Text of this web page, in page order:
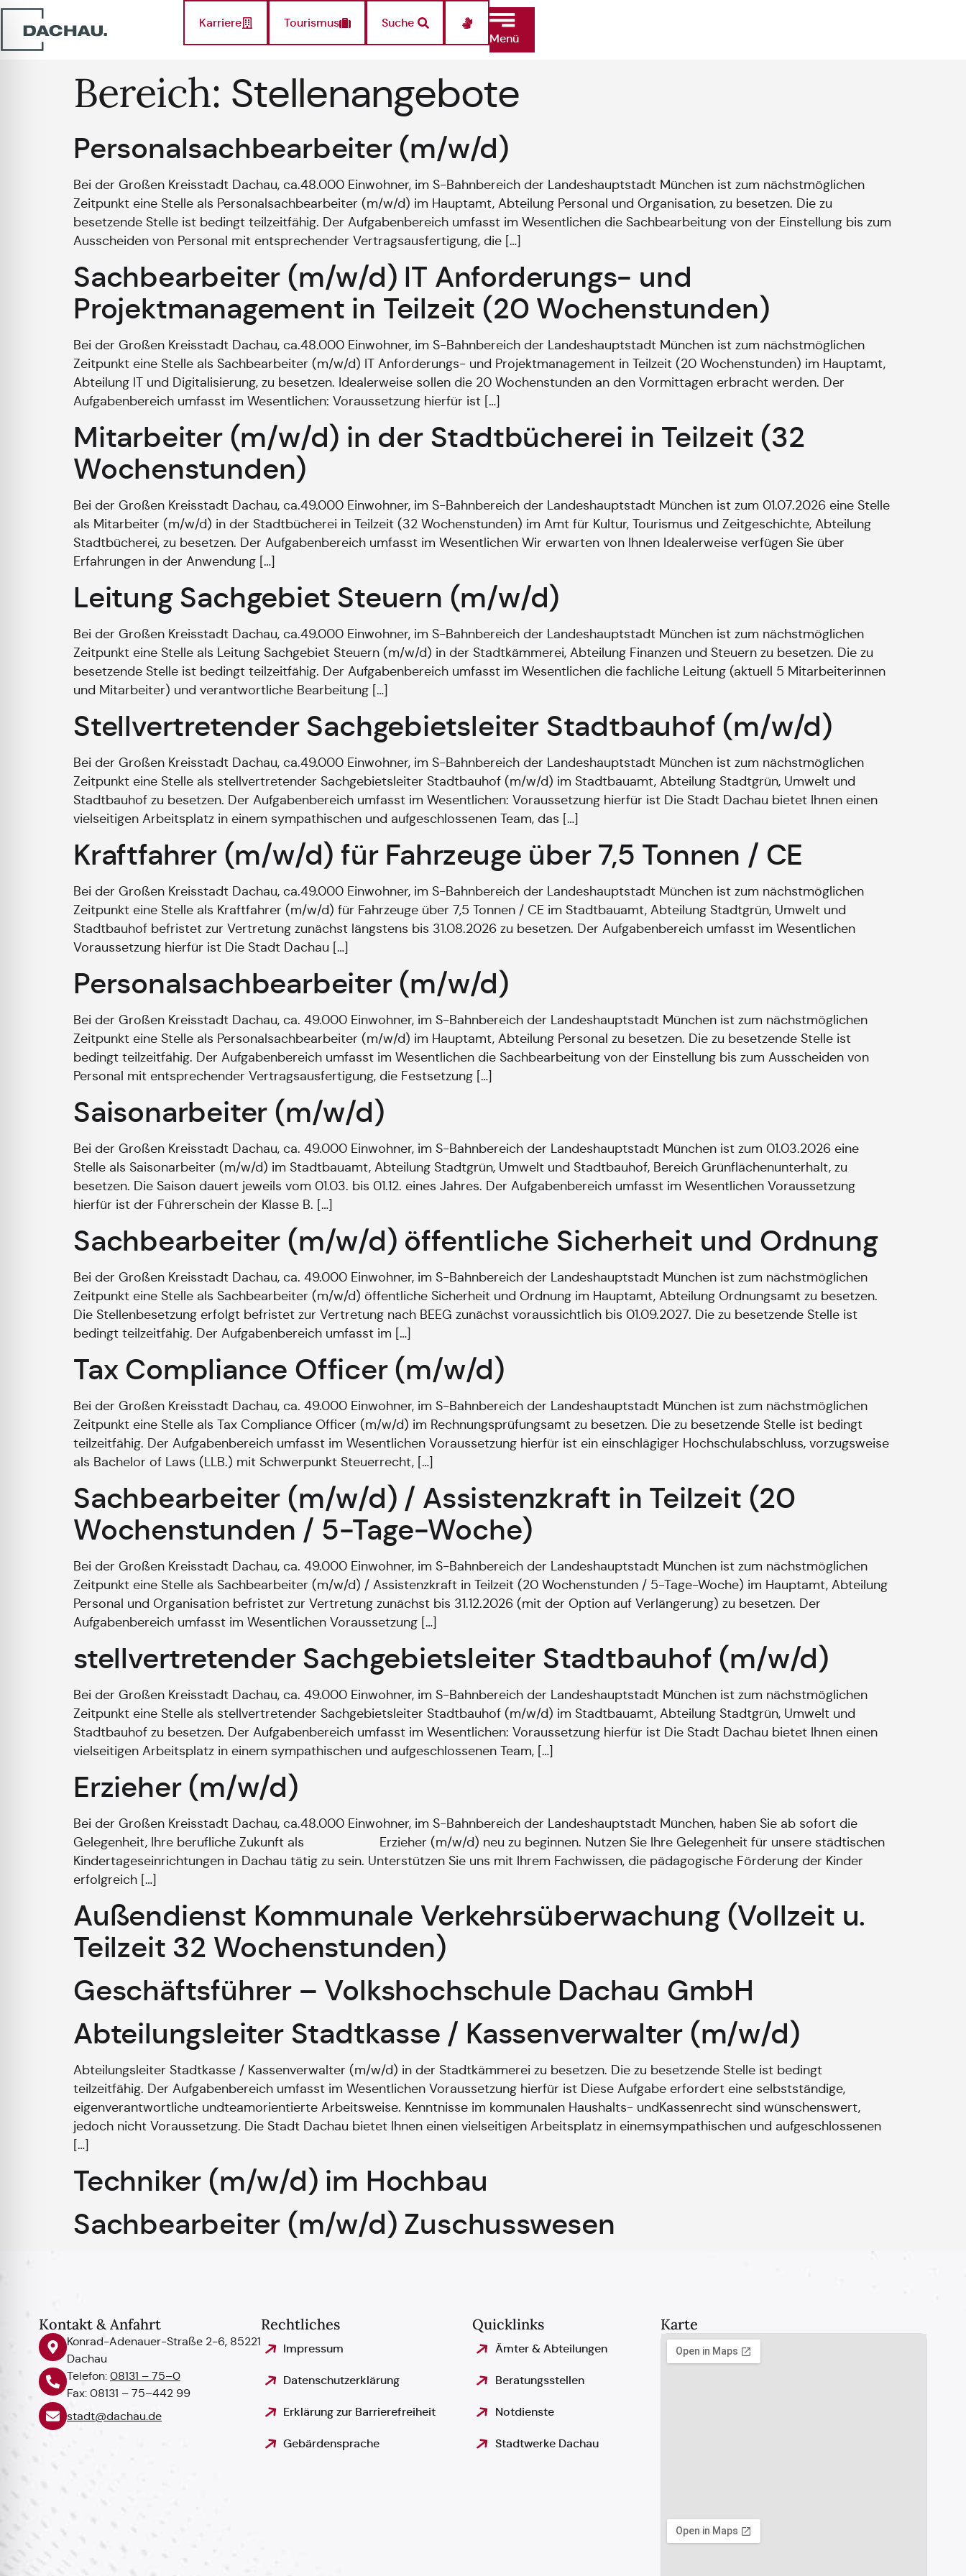
Karriere Tourismus
Suche
Menü
Bereich: Stellenangebote
Personalsachbearbeiter (m/w/d)
Bei der Großen Kreisstadt Dachau, ca.48.000 Einwohner, im S-Bahnbereich der Landeshauptstadt München ist zum nächstmöglichen
Zeitpunkt eine Stelle als Personalsachbearbeiter (m/w/d) im Hauptamt, Abteilung Personal und Organisation, zu besetzen. Die zu
besetzende Stelle ist bedingt teilzeitfähig. Der Aufgabenbereich umfasst im Wesentlichen die Sachbearbeitung von der Einstellung bis zum
Ausscheiden von Personal mit entsprechender Vertragsausfertigung, die […]
Sachbearbeiter (m/w/d) IT Anforderungs- und
Projektmanagement in Teilzeit (20 Wochenstunden)
Bei der Großen Kreisstadt Dachau, ca.48.000 Einwohner, im S-Bahnbereich der Landeshauptstadt München ist zum nächstmöglichen
Zeitpunkt eine Stelle als Sachbearbeiter (m/w/d) IT Anforderungs- und Projektmanagement in Teilzeit (20 Wochenstunden) im Hauptamt,
Abteilung IT und Digitalisierung, zu besetzen. Idealerweise sollen die 20 Wochenstunden an den Vormittagen erbracht werden. Der
Aufgabenbereich umfasst im Wesentlichen: Voraussetzung hierfür ist […]
Mitarbeiter (m/w/d) in der Stadtbücherei in Teilzeit (32
Wochenstunden)
Bei der Großen Kreisstadt Dachau, ca.49.000 Einwohner, im S-Bahnbereich der Landeshauptstadt München ist zum 01.07.2026 eine Stelle
als Mitarbeiter (m/w/d) in der Stadtbücherei in Teilzeit (32 Wochenstunden) im Amt für Kultur, Tourismus und Zeitgeschichte, Abteilung
Stadtbücherei, zu besetzen. Der Aufgabenbereich umfasst im Wesentlichen Wir erwarten von Ihnen Idealerweise verfügen Sie über
Erfahrungen in der Anwendung […]
Leitung Sachgebiet Steuern (m/w/d)
Bei der Großen Kreisstadt Dachau, ca.49.000 Einwohner, im S-Bahnbereich der Landeshauptstadt München ist zum nächstmöglichen
Zeitpunkt eine Stelle als Leitung Sachgebiet Steuern (m/w/d) in der Stadtkämmerei, Abteilung Finanzen und Steuern zu besetzen. Die zu
besetzende Stelle ist bedingt teilzeitfähig. Der Aufgabenbereich umfasst im Wesentlichen die fachliche Leitung (aktuell 5 Mitarbeiterinnen
und Mitarbeiter) und verantwortliche Bearbeitung […]
Stellvertretender Sachgebietsleiter Stadtbauhof (m/w/d)
Bei der Großen Kreisstadt Dachau, ca.49.000 Einwohner, im S-Bahnbereich der Landeshauptstadt München ist zum nächstmöglichen
Zeitpunkt eine Stelle als stellvertretender Sachgebietsleiter Stadtbauhof (m/w/d) im Stadtbauamt, Abteilung Stadtgrün, Umwelt und
Stadtbauhof zu besetzen. Der Aufgabenbereich umfasst im Wesentlichen: Voraussetzung hierfür ist Die Stadt Dachau bietet Ihnen einen
vielseitigen Arbeitsplatz in einem sympathischen und aufgeschlossenen Team, das […]
Kraftfahrer (m/w/d) für Fahrzeuge über 7,5 Tonnen / CE
Bei der Großen Kreisstadt Dachau, ca.49.000 Einwohner, im S-Bahnbereich der Landeshauptstadt München ist zum nächstmöglichen
Zeitpunkt eine Stelle als Kraftfahrer (m/w/d) für Fahrzeuge über 7,5 Tonnen / CE im Stadtbauamt, Abteilung Stadtgrün, Umwelt und
Stadtbauhof befristet zur Vertretung zunächst längstens bis 31.08.2026 zu besetzen. Der Aufgabenbereich umfasst im Wesentlichen
Voraussetzung hierfür ist Die Stadt Dachau […]
Personalsachbearbeiter (m/w/d)
Bei der Großen Kreisstadt Dachau, ca. 49.000 Einwohner, im S-Bahnbereich der Landeshauptstadt München ist zum nächstmöglichen
Zeitpunkt eine Stelle als Personalsachbearbeiter (m/w/d) im Hauptamt, Abteilung Personal zu besetzen. Die zu besetzende Stelle ist
bedingt teilzeitfähig. Der Aufgabenbereich umfasst im Wesentlichen die Sachbearbeitung von der Einstellung bis zum Ausscheiden von
Personal mit entsprechender Vertragsausfertigung, die Festsetzung […]
Saisonarbeiter (m/w/d)
Bei der Großen Kreisstadt Dachau, ca. 49.000 Einwohner, im S-Bahnbereich der Landeshauptstadt München ist zum 01.03.2026 eine
Stelle als Saisonarbeiter (m/w/d) im Stadtbauamt, Abteilung Stadtgrün, Umwelt und Stadtbauhof, Bereich Grünflächenunterhalt, zu
besetzen. Die Saison dauert jeweils vom 01.03. bis 01.12. eines Jahres. Der Aufgabenbereich umfasst im Wesentlichen Voraussetzung
hierfür ist der Führerschein der Klasse B. […]
Sachbearbeiter (m/w/d) öffentliche Sicherheit und Ordnung
Bei der Großen Kreisstadt Dachau, ca. 49.000 Einwohner, im S-Bahnbereich der Landeshauptstadt München ist zum nächstmöglichen
Zeitpunkt eine Stelle als Sachbearbeiter (m/w/d) öffentliche Sicherheit und Ordnung im Hauptamt, Abteilung Ordnungsamt zu besetzen.
Die Stellenbesetzung erfolgt befristet zur Vertretung nach BEEG zunächst voraussichtlich bis 01.09.2027. Die zu besetzende Stelle ist
bedingt teilzeitfähig. Der Aufgabenbereich umfasst im […]
Tax Compliance Officer (m/w/d)
Bei der Großen Kreisstadt Dachau, ca. 49.000 Einwohner, im S-Bahnbereich der Landeshauptstadt München ist zum nächstmöglichen
Zeitpunkt eine Stelle als Tax Compliance Officer (m/w/d) im Rechnungsprüfungsamt zu besetzen. Die zu besetzende Stelle ist bedingt
teilzeitfähig. Der Aufgabenbereich umfasst im Wesentlichen Voraussetzung hierfür ist ein einschlägiger Hochschulabschluss, vorzugsweise
als Bachelor of Laws (LLB.) mit Schwerpunkt Steuerrecht, […]
Sachbearbeiter (m/w/d) / Assistenzkraft in Teilzeit (20
Wochenstunden / 5-Tage-Woche)
Bei der Großen Kreisstadt Dachau, ca. 49.000 Einwohner, im S-Bahnbereich der Landeshauptstadt München ist zum nächstmöglichen
Zeitpunkt eine Stelle als Sachbearbeiter (m/w/d) / Assistenzkraft in Teilzeit (20 Wochenstunden / 5-Tage-Woche) im Hauptamt, Abteilung
Personal und Organisation befristet zur Vertretung zunächst bis 31.12.2026 (mit der Option auf Verlängerung) zu besetzen. Der
Aufgabenbereich umfasst im Wesentlichen Voraussetzung […]
stellvertretender Sachgebietsleiter Stadtbauhof (m/w/d)
Bei der Großen Kreisstadt Dachau, ca. 49.000 Einwohner, im S-Bahnbereich der Landeshauptstadt München ist zum nächstmöglichen
Zeitpunkt eine Stelle als stellvertretender Sachgebietsleiter Stadtbauhof (m/w/d) im Stadtbauamt, Abteilung Stadtgrün, Umwelt und
Stadtbauhof zu besetzen. Der Aufgabenbereich umfasst im Wesentlichen: Voraussetzung hierfür ist Die Stadt Dachau bietet Ihnen einen
vielseitigen Arbeitsplatz in einem sympathischen und aufgeschlossenen Team, […]
Erzieher (m/w/d)
Bei der Großen Kreisstadt Dachau, ca.48.000 Einwohner, im S-Bahnbereich der Landeshauptstadt München, haben Sie ab sofort die
Gelegenheit, Ihre berufliche Zukunft als Erzieher (m/w/d) neu zu beginnen. Nutzen Sie Ihre Gelegenheit für unsere städtischen
Kindertageseinrichtungen in Dachau tätig zu sein. Unterstützen Sie uns mit Ihrem Fachwissen, die pädagogische Förderung der Kinder
erfolgreich […]
Außendienst Kommunale Verkehrsüberwachung (Vollzeit u.
Teilzeit 32 Wochenstunden)
Geschäftsführer – Volkshochschule Dachau GmbH
Abteilungsleiter Stadtkasse / Kassenverwalter (m/w/d)
Abteilungsleiter Stadtkasse / Kassenverwalter (m/w/d) in der Stadtkämmerei zu besetzen. Die zu besetzende Stelle ist bedingt
teilzeitfähig. Der Aufgabenbereich umfasst im Wesentlichen Voraussetzung hierfür ist Diese Aufgabe erfordert eine selbstständige,
eigenverantwortliche undteamorientierte Arbeitsweise. Kenntnisse im kommunalen Haushalts- undKassenrecht sind wünschenswert,
jedoch nicht Voraussetzung. Die Stadt Dachau bietet Ihnen einen vielseitigen Arbeitsplatz in einemsympathischen und aufgeschlossenen
[…]
Techniker (m/w/d) im Hochbau
Sachbearbeiter (m/w/d) Zuschusswesen
Kontakt & Anfahrt
Konrad-Adenauer-Straße 2-6, 85221
Dachau
Telefon: 08131 – 75–0
Fax: 08131 – 75–442 99
stadt@dachau.de
Rechtliches
Impressum
Datenschutzerklärung
Erklärung zur Barrierefreiheit
Gebärdensprache
Quicklinks
Ämter & Abteilungen
Beratungsstellen
Notdienste
Stadtwerke Dachau
Karte